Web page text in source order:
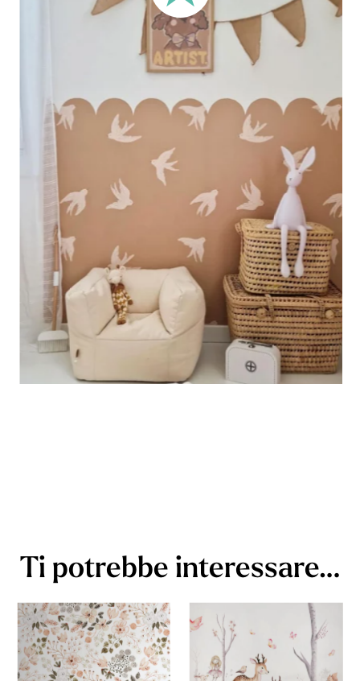
Perfetto per pareti con boiserie o rivestimenti nella parte
inferiore oppure per pareti molto lunghe. Questo formato
concentra il design nella parte superiore della parete.
Progettato per pareti molto grandi, permette di ottenere un
effetto ampio e immersivo.
🔹 Verticale
Ideale per spazi in cui l’altezza è maggiore della larghezza
(scale, pareti strette e alte, ecc.).
Ti potrebbe interessare…